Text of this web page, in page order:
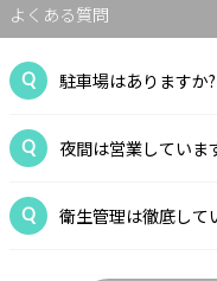
よくある質問
駐車場はありますか?
夜間は営業していま
衛生管理は徹底して